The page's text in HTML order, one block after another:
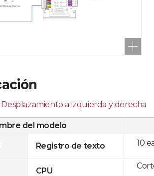
Desplazamiento a izquierda y derecha
del modelo
Registro de texto
CPU
10